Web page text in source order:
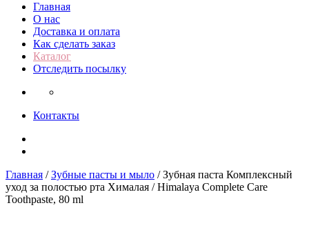
Главная
О нас
Доставка и оплата
Как сделать заказ
Каталог
Отследить посылку
Контакты
Главная /Зубные пасты и мыло / Зубная паста Комплексный
уход за полостью рта Хималая / Himalaya Complete Care
Toothpaste, 80 ml